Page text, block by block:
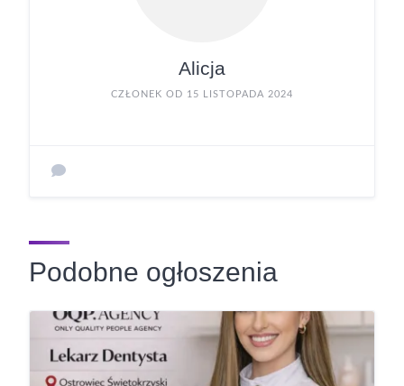
Alicja
CZŁONEK OD 15 LISTOPADA 2024
Podobne ogłoszenia